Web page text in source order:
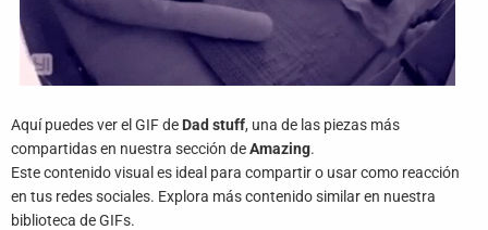
Condiciones
Política
De
Política
De
Privacidad
Aquí puedes ver el GIF de Dad stuff, una de las piezas más
compartidas en nuestra sección deAmazing.
Este contenido visual es ideal para compartir o usar como reacción
en tus redes sociales. Explora más contenido similar en nuestra
biblioteca de GIFs.